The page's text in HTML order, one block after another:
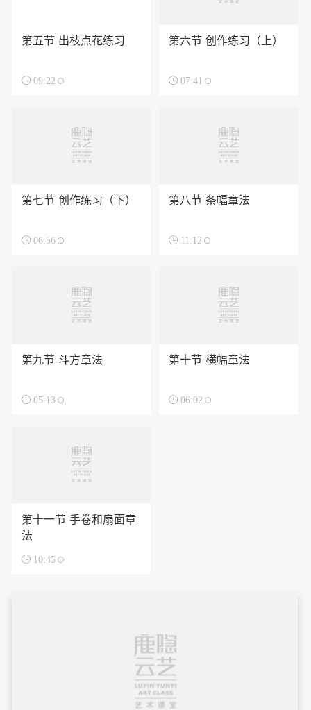
第五节 出枝点花练习
 09:22
第六节 创作练习（上）
 07:41
第七节 创作练习（下）
 06:56
第八节 条幅章法
 11:12
第九节 斗方章法
 05:13
第十节 横幅章法
 06:02
第十一节 手卷和扇面章
法
 10:45